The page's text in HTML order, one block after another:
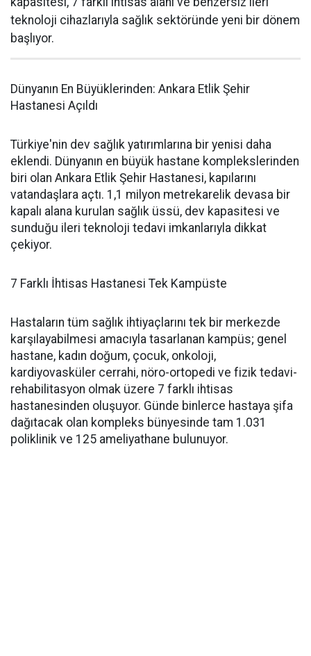
teknoloji cihazlarıyla sağlık sektöründe yeni bir dönem
başlıyor.
Dünyanın En Büyüklerinden: Ankara Etlik Şehir
Hastanesi Açıldı
Türkiye'nin dev sağlık yatırımlarına bir yenisi daha
eklendi. Dünyanın en büyük hastane komplekslerinden
biri olan Ankara Etlik Şehir Hastanesi, kapılarını
vatandaşlara açtı. 1,1 milyon metrekarelik devasa bir
kapalı alana kurulan sağlık üssü, dev kapasitesi ve
sunduğu ileri teknoloji tedavi imkanlarıyla dikkat
çekiyor.
7 Farklı İhtisas Hastanesi Tek Kampüste
Hastaların tüm sağlık ihtiyaçlarını tek bir merkezde
karşılayabilmesi amacıyla tasarlanan kampüs; genel
hastane, kadın doğum, çocuk, onkoloji,
kardiyovasküler cerrahi, nöro-ortopedi ve fizik tedavi-
rehabilitasyon olmak üzere 7 farklı ihtisas
hastanesinden oluşuyor. Günde binlerce hastaya şifa
dağıtacak olan kompleks bünyesinde tam 1.031
poliklinik ve 125 ameliyathane bulunuyor.